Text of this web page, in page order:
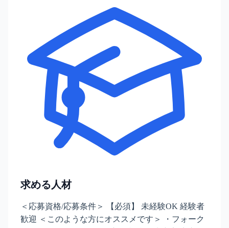
求める人材
＜応募資格/応募条件＞ 【必須】 未経験OK 経験者
歓迎 ＜このような方にオススメです＞ ・フォーク